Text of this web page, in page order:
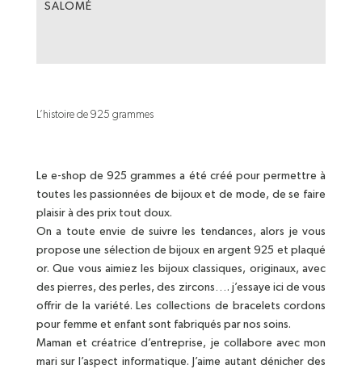
SALOMÉ
L’histoire de 925 grammes
Le e-shop de 925 grammes a été créé pour permettre à
toutes les passionnées de bijoux et de mode, de se faire
plaisir à des prix tout doux.
On a toute envie de suivre les tendances, alors je vous
propose une sélection de bijoux en argent 925 et plaqué
or. Que vous aimiez les bijoux classiques, originaux, avec
des pierres, des perles, des zircons…. j’essaye ici de vous
offrir de la variété. Les collections de bracelets cordons
pour femme et enfant sont fabriqués par nos soins.
Maman et créatrice d’entreprise, je collabore avec mon
mari sur l’aspect informatique. J’aime autant dénicher des